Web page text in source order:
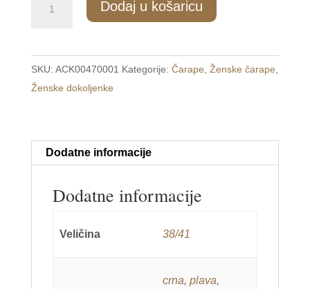
dokoljenke
38-
41
Dodaj u košaricu
SKU: ACK00470001 Kategorije: Čarape Ženske čarape
Ženske dokoljenke
Dodatne informacije
Dodatne informacije
Veličina 38/41
crna,plava,